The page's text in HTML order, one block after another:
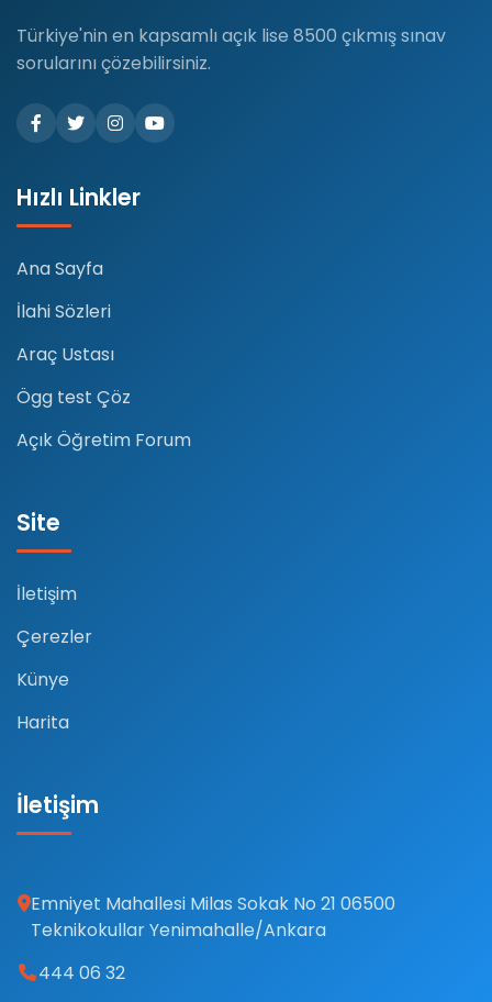
Türkiye'nin en kapsamlı açık lise 8500 çıkmış sınav
sorularını çözebilirsiniz.
Hızlı Linkler
Ana Sayfa
İlahi Sözleri
Araç Ustası
Ögg test Çöz
Açık Öğretim Forum
Site
İletişim
Çerezler
Künye
Harita
İletişim
Emniyet Mahallesi Milas Sokak No 21 06500
Teknikokullar Yenimahalle/Ankara
444 06 32